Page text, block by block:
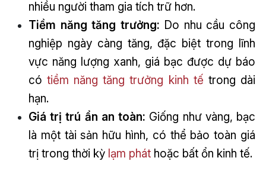
nhiều người tham gia tích trữ hơn.
Tiềm năng tăng trưởng: Do nhu cầu công
nghiệp ngày càng tăng, đặc biệt trong lĩnh
vực năng lượng xanh, giá bạc được dự báo
cótiềm năng tăng trưởng kinh tế trong dài
hạn.
Giá trị trú ẩn an toàn: Giống như vàng, bạc
là một tài sản hữu hình, có thể bảo toàn giá
trị trong thời kỳ lạm pháthoặc bất ổn kinh tế.